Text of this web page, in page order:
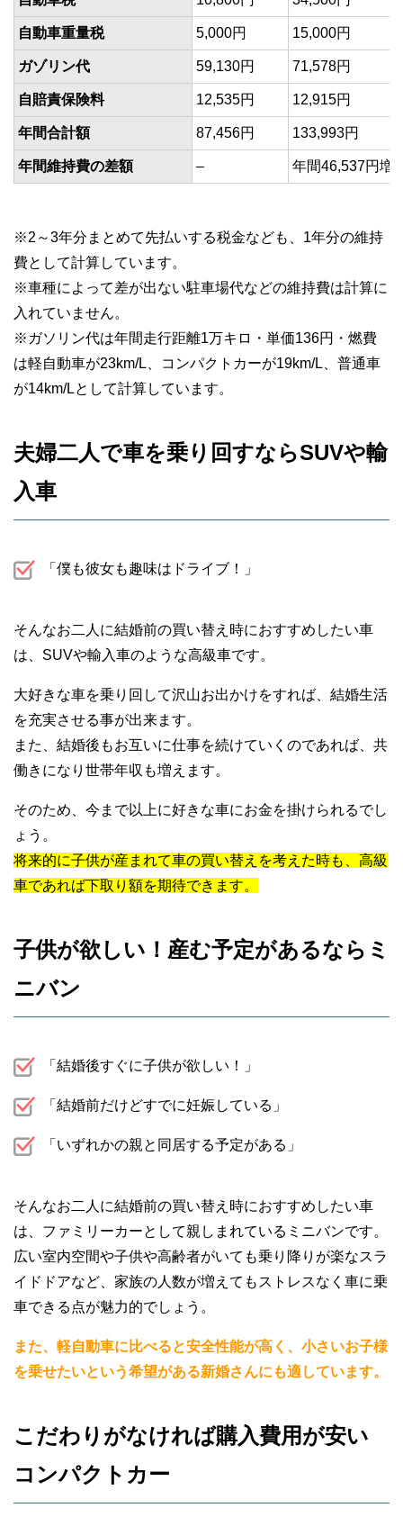
自動車重量税 5,000円 15,000円
ガゾリン代 59,130円 71,578円
自賠責保険料 12,535円 12,915円
年間合計額 87,456円 133,993円
年間維持費の差額 – 年間46,537円増
※2～3年分まとめて先払いする税金なども、1年分の維持
費として計算しています。
※車種によって差が出ない駐車場代などの維持費は計算に
入れていません。
※ガソリン代は年間走行距離1万キロ・単価136円・燃費
は軽自動車が23km/L、コンパクトカーが19km/L、普通車
が14km/Lとして計算しています。
夫婦二人で車を乗り回すならSUVや輸
入車
「僕も彼女も趣味はドライブ！」
そんなお二人に結婚前の買い替え時におすすめしたい車
は、SUVや輸入車のような高級車です。
大好きな車を乗り回して沢山お出かけをすれば、結婚生活
を充実させる事が出来ます。
また、結婚後もお互いに仕事を続けていくのであれば、共
働きになり世帯年収も増えます。
そのため、今まで以上に好きな車にお金を掛けられるでし
ょう。
将来的に子供が産まれて車の買い替えを考えた時も、高級
車であれば下取り額を期待できます。
子供が欲しい！産む予定があるならミ
ニバン
「結婚後すぐに子供が欲しい！」
「結婚前だけどすでに妊娠している」
「いずれかの親と同居する予定がある」
そんなお二人に結婚前の買い替え時におすすめしたい車
は、ファミリーカーとして親しまれているミニバンです。
広い室内空間や子供や高齢者がいても乗り降りが楽なスラ
イドドアなど、家族の人数が増えてもストレスなく車に乗
車できる点が魅力的でしょう。
また、軽自動車に比べると安全性能が高く、小さいお子様
を乗せたいという希望がある新婚さんにも適しています。
こだわりがなければ購入費用が安い
コンパクトカー